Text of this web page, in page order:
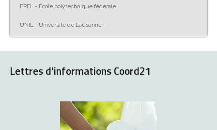
EPFL - École polytechnique fédérale
UNIL - Université de Lausanne
Lettres d'informations Coord21